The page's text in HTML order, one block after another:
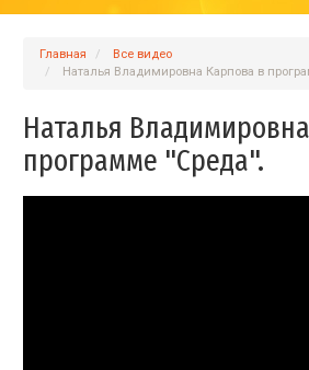
Главная
Вcе видео
Наталья Владимировна Карпова в
Наталья
программе "Среда".